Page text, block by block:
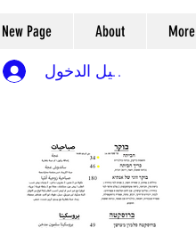
New Page About More
تسجيل الدخول